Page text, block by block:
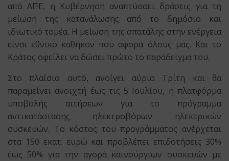
από ΑΠΕ, η Κυβέρνηση αναπτύσσει δράσεις για τη
μείωση της κατανάλωσης από το δημόσιο και
ιδιωτικό τομέα. Η μείωση της σπατάλης στην ενέργεια
είναι εθνικό καθήκον που αφορά όλους μας. Και το
Κράτος οφείλει να δώσει πρώτο το παράδειγμα του.
Στο πλαίσιο αυτό, ανοίγει αύριο Τρίτη και θα
παραμείνει ανοιχτή έως τις 5 Ιουλίου, η πλατφόρμα
υποβολής αιτήσεων για το πρόγραμμα
αντικατάστασης ηλεκτροβόρων ηλεκτρικών
συσκευών. Το κόστος του προγράμματος ανέρχεται
στα 150 εκατ. ευρώ και προβλέπει επιδοτήσεις 30%
έως 50% για την αγορά καινούργιων συσκευών με